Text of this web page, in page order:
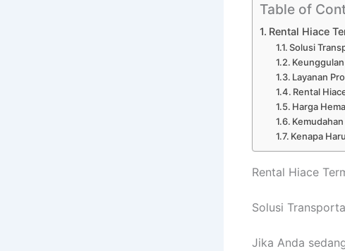
Table of
Rental Hiace
Solusi
Layanan
Rental
Harga
Kenapa
Rental Hiace
Solusi
Jika Anda